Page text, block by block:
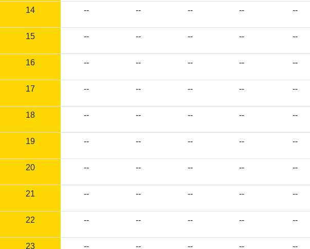
14 -- -- -- -- --
15 -- -- -- -- --
16 -- -- -- -- --
17 -- -- -- -- --
18 -- -- -- -- --
19 -- -- -- -- --
20 -- -- -- -- --
21 -- -- -- -- --
22 -- -- -- -- --
23 -- -- -- -- --